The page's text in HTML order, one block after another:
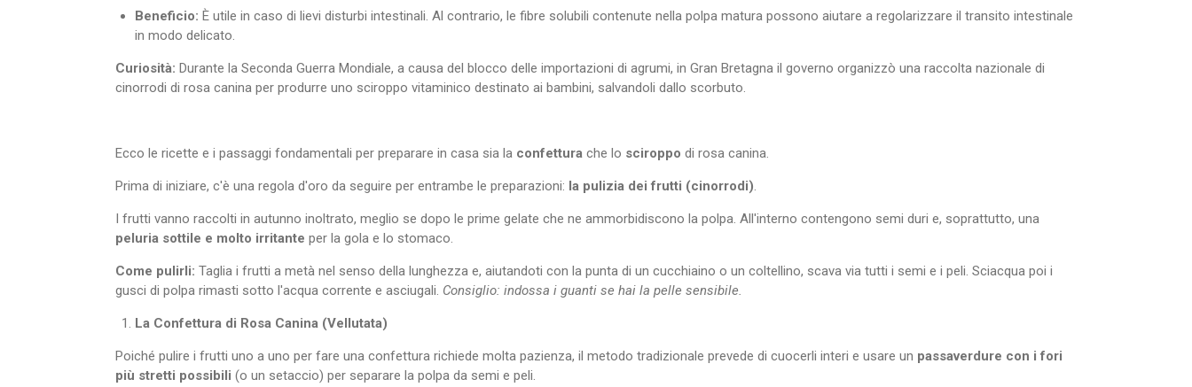
Beneficio: È utile in caso di lievi disturbi intestinali. Al contrario, le fibre solubili contenute nella polpa matura possono aiutare a regolarizzare il transito intestinale
in modo delicato.
Curiosità: Durante la Seconda Guerra Mondiale, a causa del blocco delle importazioni di agrumi, in Gran Bretagna il governo organizzò una raccolta nazionale di
cinorrodi di rosa canina per produrre uno sciroppo vitaminico destinato ai bambini, salvandoli dallo scorbuto.
Ecco le ricette e i passaggi fondamentali per preparare in casa sia la confetturache lo sciroppo di rosa canina.
Prima di iniziare, c'è una regola d'oro da seguire per entrambe le preparazioni: la pulizia dei frutti (cinorrodi).
I frutti vanno raccolti in autunno inoltrato, meglio se dopo le prime gelate che ne ammorbidiscono la polpa. All'interno contengono semi duri e, soprattutto, una
peluria sottile e molto irritante per la gola e lo stomaco.
Come pulirli: Taglia i frutti a metà nel senso della lunghezza e, aiutandoti con la punta di un cucchiaino o un coltellino, scava via tutti i semi e i peli. Sciacqua poi i
gusci di polpa rimasti sotto l'acqua corrente e asciugali. Consiglio: indossa i guanti se hai la pelle sensibile.
La Confettura di Rosa Canina (Vellutata)
Poiché pulire i frutti uno a uno per fare una confettura richiede molta pazienza, il metodo tradizionale prevede di cuocerli interi e usare un passaverdure con i fori
più stretti possibili (o un setaccio) per separare la polpa da semi e peli.